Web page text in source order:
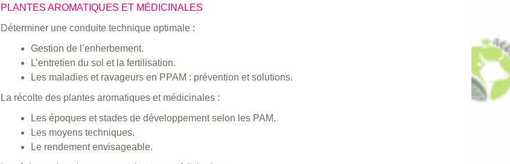
PLANTES AROMATIQUES ET MÉDICINALES
Déterminer une conduite technique optimale :
Gestion de l’enherbement.
L’entretien du sol et la fertilisation.
Les maladies et ravageurs en PPAM : prévention et solutions.
La récolte des plantes aromatiques et médicinales :
Les époques et stades de développement selon les PAM.
Les moyens techniques.
Le rendement envisageable.